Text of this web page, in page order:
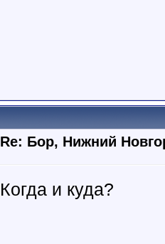
Re: Бор, Нижний
Когда и куда?